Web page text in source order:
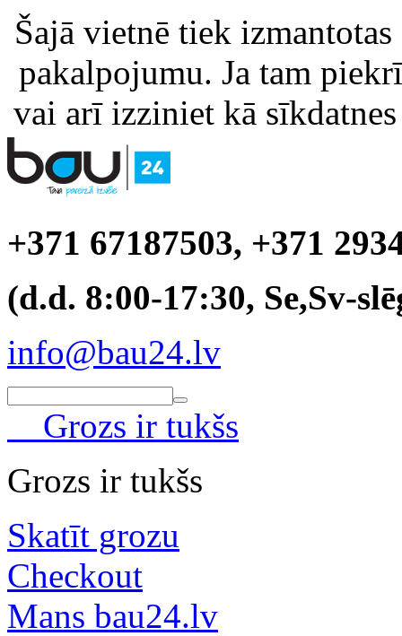
Šajā vietnē tiek
pakalpojumu. Ja tam
vai arī izziniet kā
+371 67187503, +371
(d.d. 8:00-17:30, Se,Sv-
info@bau24.lv
Grozs ir tukšs
Grozs ir tukšs
Skatīt grozu
Checkout
Mans bau24.lv